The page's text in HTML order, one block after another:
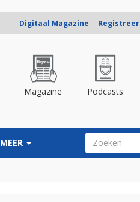
Digitaal Magazine Registreer
Magazine Podcasts
MEER ZOEKVELD